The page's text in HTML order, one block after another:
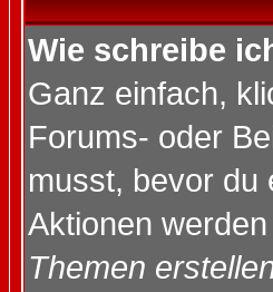
Wie schreibe
Ganz einfach,
Forums- oder
musst, bevor du
Aktionen
Themen